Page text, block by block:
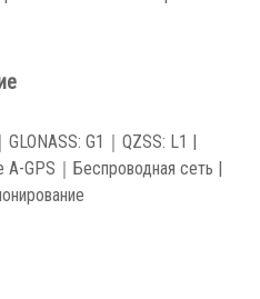
G1｜QZSS: L1 |
A-GPS｜Беспроводная сеть |